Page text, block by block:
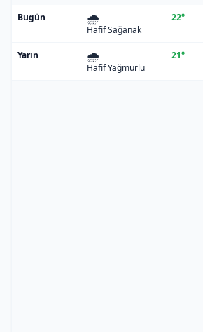
Bugün 🌧️
Hafif Sağanak
22°
Yarın 🌧️
Hafif Yağmurlu
21°